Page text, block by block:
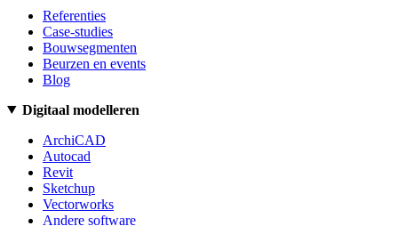
Referenties
Case-studies
Bouwsegmenten
Beurzen en events
Blog
Digitaal modelleren
ArchiCAD
Autocad
Revit
Sketchup
Vectorworks
Andere software